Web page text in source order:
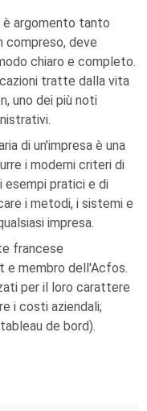
è argomento tanto
compreso, deve
chiaro e completo.
tratte dalla vita
uno dei più noti
di un'impresa è una
i moderni criteri di
esempi pratici e di
i metodi, i sistemi e
impresa.
francese
e membro dell'Acfos.
per il loro carattere
i costi aziendali;
de bord).